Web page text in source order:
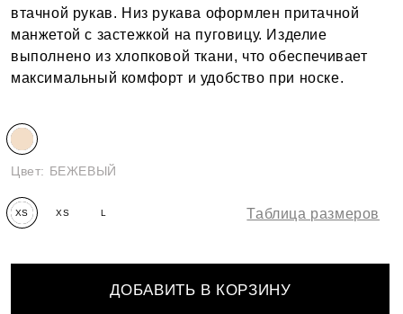
втачной рукав. Низ рукава оформлен притачной
манжетой с застежкой на пуговицу. Изделие
выполнено из хлопковой ткани, что обеспечивает
максимальный комфорт и удобство при носке.
Цвет: БЕЖЕВЫЙ
XS XS L Таблица размеров
ДОБАВИТЬ В КОРЗИНУ